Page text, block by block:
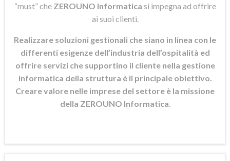
“must” che ZEROUNO Informatica si impegna ad offrire
ai suoi clienti.
Realizzare soluzioni gestionali che siano in linea con le
differenti esigenze dell’industria dell’ospitalità ed
offrire servizi che supportino il cliente nella gestione
informatica della struttura è il principale obiettivo.
Creare valore nelle imprese del settore è la missione
della ZEROUNO Informatica